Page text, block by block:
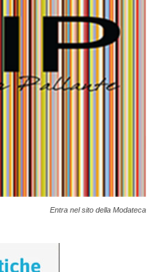
Entra nel sito della Modateca